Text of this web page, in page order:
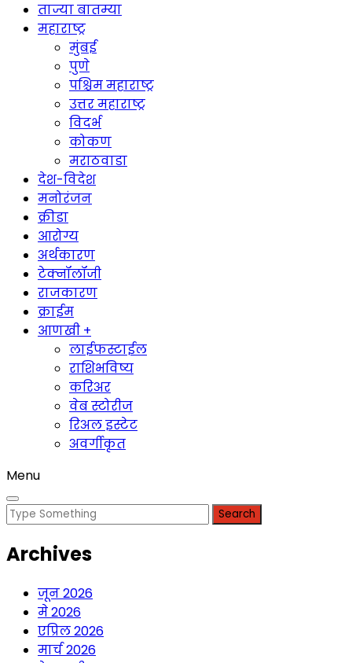
ताज्या बातम्या
महाराष्ट्र
मुंबई
पुणे
पश्चिम महाराष्ट्र
उत्तर महाराष्ट्र
विदर्भ
कोकण
मराठवाडा
देश-विदेश
मनोरंजन
क्रीडा
आरोग्य
अर्थकारण
टेक्नॉलॉजी
राजकारण
क्राईम
आणखी +
लाईफस्टाईल
राशिभविष्य
करिअर
वेब स्टोरीज
रिअल इस्टेट
अवर्गीकृत
Menu
Search
Archives
जून 2026
मे 2026
एप्रिल 2026
मार्च 2026